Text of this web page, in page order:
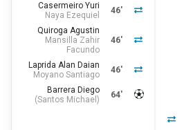
46'
Casermeiro Yuri
Naya Ezequiel
46'
Quiroga Agustin
Mansilla Zahir
Facundo
46'
Laprida Alan Daian
Moyano Santiago
64'
Barrera Diego
(Santos Michael )